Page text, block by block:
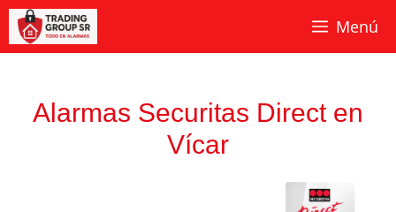
Saltar
contenido
Menú
Alarmas Securitas Direct en
Vícar